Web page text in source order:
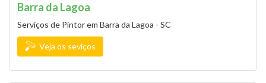
Barra da Lagoa
Serviços de Pintor em Barra da Lagoa - SC
Veja os seviços